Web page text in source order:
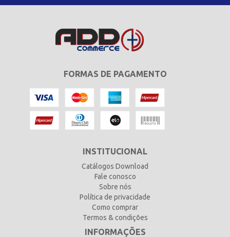
FORMAS DE PAGAMENTO
INSTITUCIONAL
Catálogos Download
Fale conosco
Sobre nós
Política de privacidade
Como comprar
Termos & condições
INFORMAÇÕES